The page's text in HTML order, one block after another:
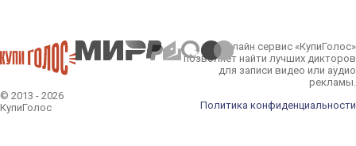
© 2013 - 2026
КупиГолос
Онлайн сервис «КупиГолос»
позволяет найти лучших дикторов
для записи видео или аудио
рекламы.
Политика конфиденциальности